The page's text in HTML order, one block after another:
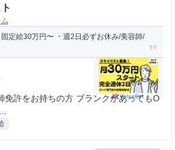
定給30万円〜 ・週2日必ずお休み/美容師/
許をお持ちの方 ブランクがあってもO